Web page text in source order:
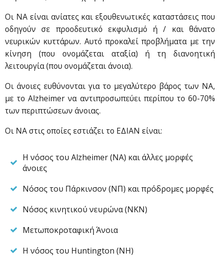
Οι ΝΑ είναι ανίατες και εξουθενωτικές καταστάσεις που
οδηγούν σε προοδευτικό εκφυλισμό ή / και θάνατο
νευρικών κυττάρων. Αυτό προκαλεί προβλήματα με την
κίνηση (που ονομάζεται αταξία) ή τη διανοητική
λειτουργία (που ονομάζεται άνοια).
Οι άνοιες ευθύνονται για το μεγαλύτερο βάρος των ΝΑ,
με το Alzheimer να αντιπροσωπεύει περίπου το 60-70%
των περιπτώσεων άνοιας.
Οι ΝΑ στις οποίες εστιάζει το ΕΔΙΑΝ είναι:
Η νόσος του Alzheimer (ΝΑ) και άλλες μορφές
άνοιες
Νόσος του Πάρκινσον (ΝΠ) και πρόδρομες μορφές
Νόσος κινητικού νευρώνα (ΝΚΝ)
Μετωποκροταφική Άνοια
Η νόσος του Huntington (ΝH)